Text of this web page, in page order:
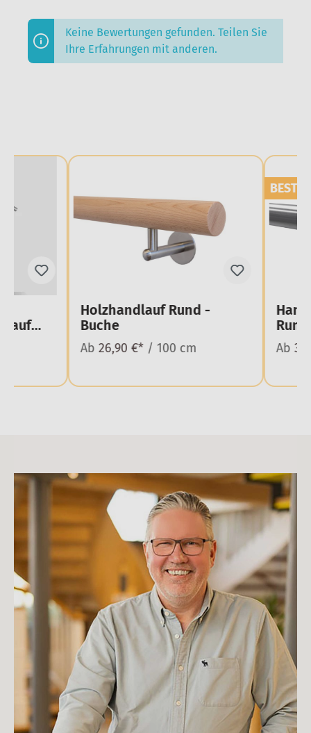
Keine Bewertungen gefunden. Teilen Sie
Ihre Erfahrungen mit anderen.
auf
Holzhandlauf Rund -
Buche
Ab 26,90 €* / 100 cm
Rund
Ab